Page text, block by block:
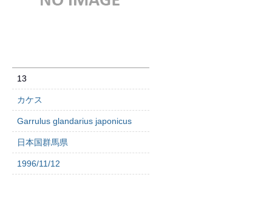
13
カケス
Garrulus glandarius japonicus
日本国群馬県
1996/11/12